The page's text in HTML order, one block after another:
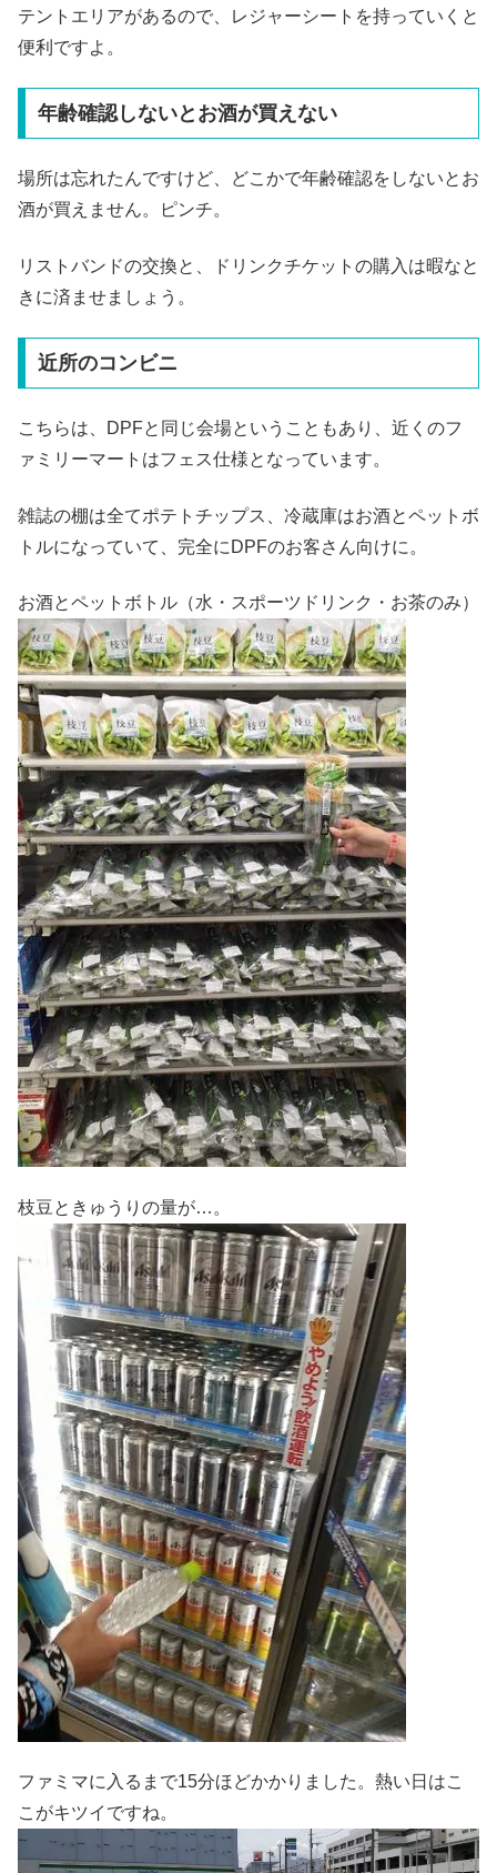
テントエリアがあるので、レジャーシートを持っていくと
便利ですよ。
年齢確認しないとお酒が買えない
場所は忘れたんですけど、どこかで年齢確認をしないとお
酒が買えません。ピンチ。
リストバンドの交換と、ドリンクチケットの購入は暇なと
きに済ませましょう。
近所のコンビニ
こちらは、DPFと同じ会場ということもあり、近くのフ
ァミリーマートはフェス仕様となっています。
雑誌の棚は全てポテトチップス、冷蔵庫はお酒とペットボ
トルになっていて、完全にDPFのお客さん向けに。
お酒とペットボトル（水・スポーツドリンク・お茶のみ）
枝豆ときゅうりの量が…。
ファミマに入るまで15分ほどかかりました。熱い日はこ
こがキツイですね。